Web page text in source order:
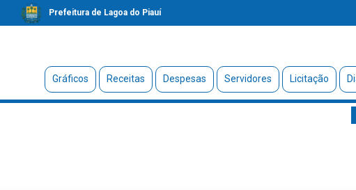
Prefeitura de Lagoa do Piauí
Gráficos Receitas Despesas Servidores Licitação